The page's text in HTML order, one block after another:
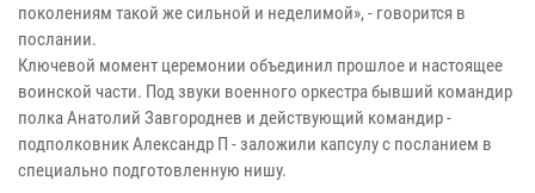
поколениям такой же сильной и неделимой», - говорится в
послании.
Ключевой момент церемонии объединил прошлое и настоящее
воинской части. Под звуки военного оркестра бывший командир
полка Анатолий Завгороднев и действующий командир -
подполковник Александр П - заложили капсулу с посланием в
специально подготовленную нишу.